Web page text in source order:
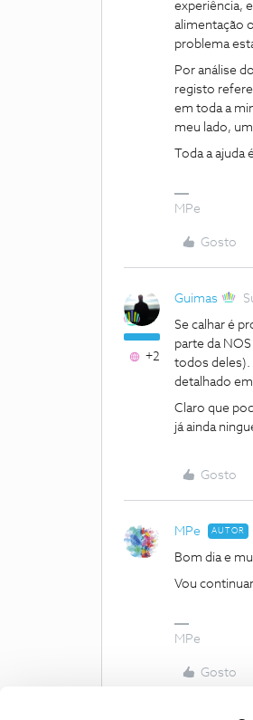
experiência,
alimentação
problema
Por análise
registo
em toda a
meu lado,
Toda a ajuda
MPe
Gosto
+2
Guimas
Se calhar é
parte da
todos deles).
detalhado
Claro que
já ainda
Gosto
MPe AUTOR
Bom dia e
Vou
MPe
Gosto